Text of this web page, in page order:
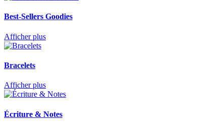
Best-Sellers Goodies
Afficher plus
Bracelets
Afficher plus
Écriture & Notes